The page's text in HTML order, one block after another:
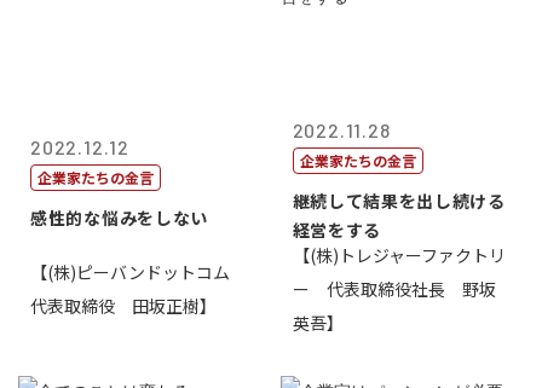
2022.12.12
企業家たちの金言
感性的な悩みをしない
【(株)ピーバンドットコム
代表取締役 田坂正樹】
2022.11.28
企業家たちの金言
継続して結果を出し続ける
経営をする
【(株)トレジャーファクトリ
ー 代表取締役社長 野坂
英吾】